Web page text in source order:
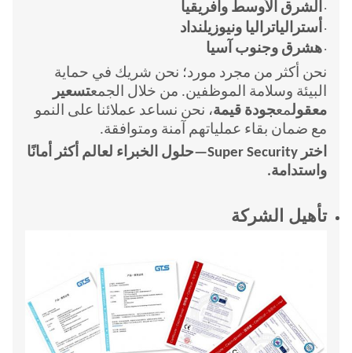
· الشرق الأوسط وأفريقيا
· أسترالياتراليا ونيوزيلنداد
· هشرق وجنوب آسيا
نحن أكثر من مجرد مورد؛ نحن شريك في حماية
البيئة وسلامة الموظفين. من خلال الجمعتسعير
معقولمعجودة قيمة، نحن نساعد عملائنا على النمو
مع ضمان بقاء عملياتهم آمنة ومتوافقة.
اختر Super Security—حلول الخبراء لعالم أكثر أمانًا
واستدامة.
تأهيل الشركة